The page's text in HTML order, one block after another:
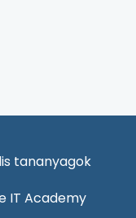
tananyagok
IT Academy